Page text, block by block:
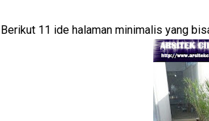
Berikut 11 ide halaman minimalis yang